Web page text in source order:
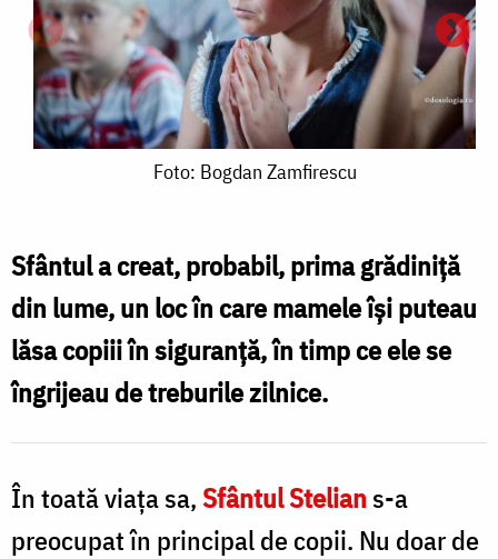
Zamfirescu
Foto: Bogdan Zamfirescu
Sfântul a creat, probabil, prima grădiniță
din lume, un loc în care mamele își puteau
lăsa copiii în siguranță, în timp ce ele se
îngrijeau de treburile zilnice.
În toată viața sa,Sfântul Stelians-a
preocupat în principal de copii. Nu doar de